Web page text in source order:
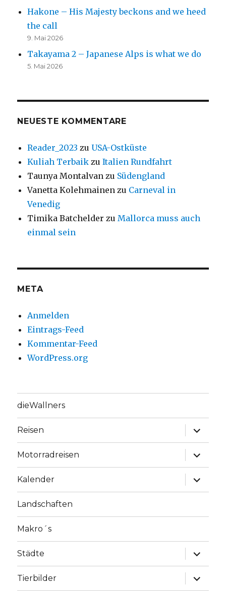
Hakone – His Majesty beckons and we heed
the call
9. Mai 2026
Takayama 2 – Japanese Alps is what we do
5. Mai 2026
NEUESTE KOMMENTARE
Reader_2023 zuUSA-Ostküste
Kuliah Terbaik zuItalien Rundfahrt
Taunya Montalvan zu Südengland
Vanetta Kolehmainen zu Carneval in
Venedig
Timika Batchelder zu Mallorca muss auch
einmal sein
META
Anmelden
Eintrags-Feed
Kommentar-Feed
WordPress.org
dieWallners
Reisen
Motorradreisen
Kalender
Landschaften
Makro´s
Städte
Tierbilder